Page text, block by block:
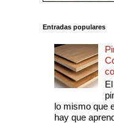
Entradas populares
lo mismo que
hay que